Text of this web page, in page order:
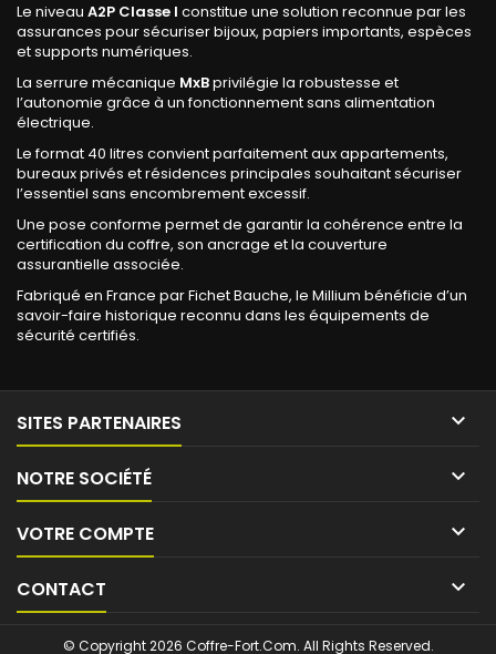
Le niveau A2P Classe I constitue une solution reconnue par les
assurances pour sécuriser bijoux, papiers importants, espèces
et supports numériques.
La serrure mécanique MxBprivilégie la robustesse et
l’autonomie grâce à un fonctionnement sans alimentation
électrique.
Le format 40 litres convient parfaitement aux appartements,
bureaux privés et résidences principales souhaitant sécuriser
l’essentiel sans encombrement excessif.
Une pose conforme permet de garantir la cohérence entre la
certification du coffre, son ancrage et la couverture
assurantielle associée.
Fabriqué en France par Fichet Bauche, le Millium bénéficie d’un
savoir-faire historique reconnu dans les équipements de
sécurité certifiés.
SITES PARTENAIRES 
NOTRE SOCIÉTÉ 
VOTRE COMPTE 
CONTACT 
© Copyright 2026 Coffre-Fort.Com. All Rights Reserved.